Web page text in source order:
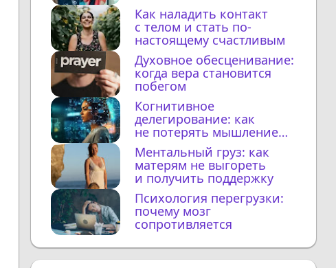
Как наладить контакт
с телом и стать по-
настоящему счастливым
Духовное обесценивание:
когда вера становится
побегом
Когнитивное
делегирование: как
не потерять мышление
с ИИ
Ментальный груз: как
матерям не выгореть
и получить поддержку
Психология перегрузки:
почему мозг
сопротивляется